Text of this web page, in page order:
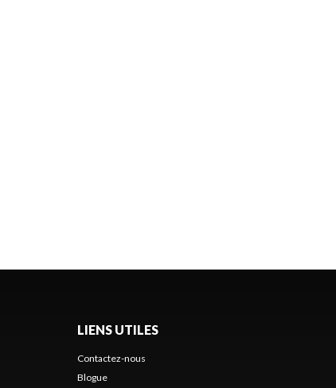
LIENS UTILES
Contactez-nous
Blogue